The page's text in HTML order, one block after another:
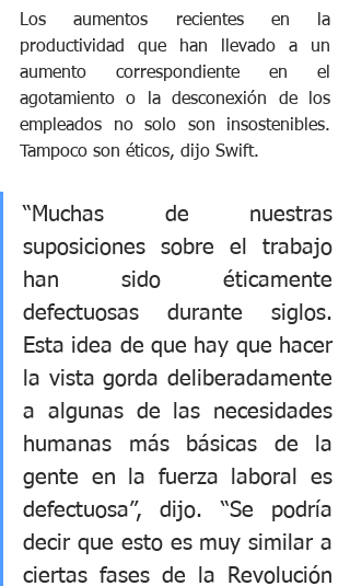
Los aumentos recientes en la
productividad que han llevado a un
aumento correspondiente en el
agotamiento o la desconexión de los
empleados no solo son insostenibles.
Tampoco son éticos, dijo Swift.
“Muchas de nuestras
suposiciones sobre el trabajo
han sido éticamente
defectuosas durante siglos.
Esta idea de que hay que hacer
la vista gorda deliberadamente
a algunas de las necesidades
humanas más básicas de la
gente en la fuerza laboral es
defectuosa”, dijo. “Se podría
decir que esto es muy similar a
ciertas fases de la Revolución